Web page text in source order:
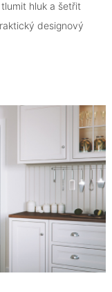
hluk a šetřit
designový